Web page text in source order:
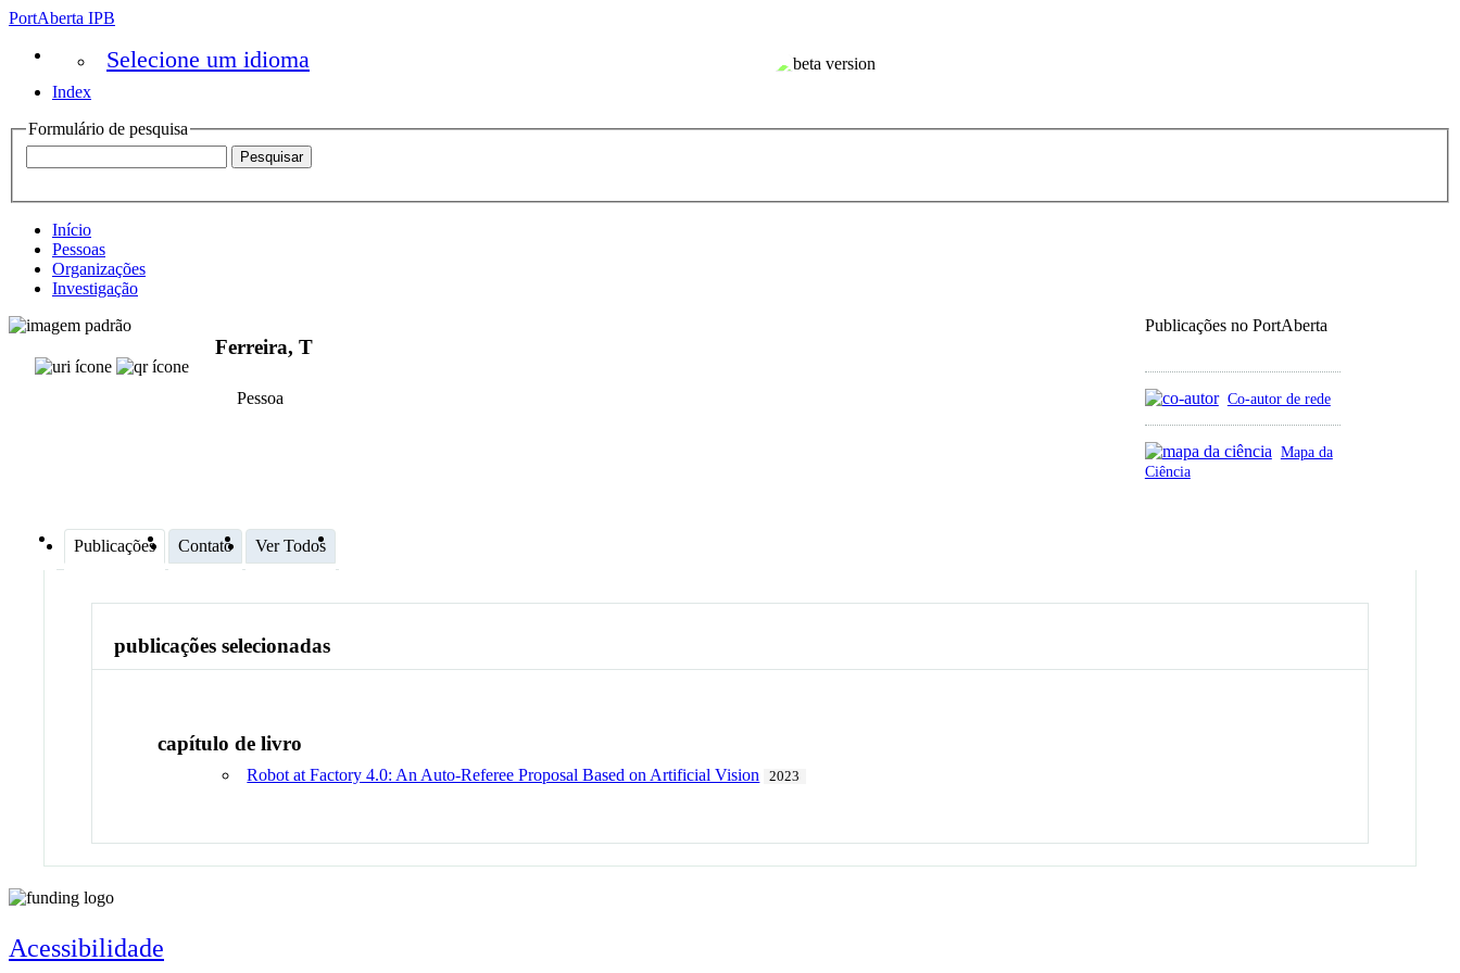
PortAberta IPB
Selecione um idioma
Index
Formulário de pesquisa
Início
Pessoas
Organizações
Investigação
Publicações no PortAberta
Co-autor de rede
Mapa da
Ciência
Ferreira, T
Pessoa
Publicações Contato Ver Todos
publicações selecionadas
capítulo de livro
Robot at Factory 4.0: An Auto-Referee Proposal Based on Artificial Vision 2023
Acessibilidade